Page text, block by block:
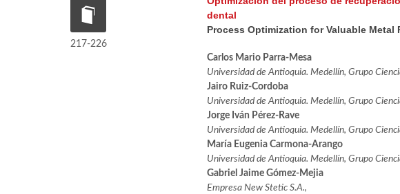
217-226
dental
Process Optimization for Valuable Metal
Carlos Mario Parra-Mesa
Universidad de Antioquia. Medellín, Grupo
Jairo Ruiz-Cordoba
Universidad de Antioquia. Medellín, Grupo
Jorge Iván Pérez-Rave
Universidad de Antioquia. Medellín, Grupo
María Eugenia Carmona-Arango
Universidad de Antioquia. Medellín, Grupo
Gabriel Jaime Gómez-Mejia
Empresa New Stetic S.A.,